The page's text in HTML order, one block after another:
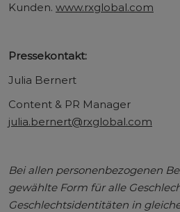
Kunden. www.rxglobal.com
Pressekontakt:
Julia Bernert
Content & PR Manager
julia.bernert@rxglobal.com
Bei allen personenbezogenen
gewählte Form für alle
Geschlechtsidentitäten in